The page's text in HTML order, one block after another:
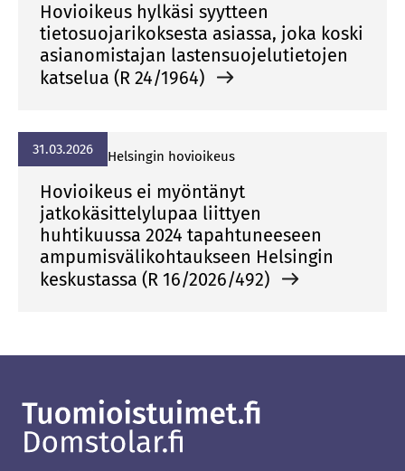
Hovioikeus hylkäsi syytteen
tietosuojarikoksesta asiassa, joka koski
asianomistajan lastensuojelutietojen
katselua (R 24/1964)
31.03.2026 Helsingin hovioikeus
Hovioikeus ei myöntänyt
jatkokäsittelylupaa liittyen
huhtikuussa 2024 tapahtuneeseen
ampumisvälikohtaukseen Helsingin
keskustassa (R 16/2026/492)